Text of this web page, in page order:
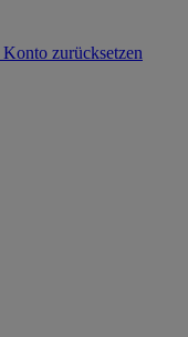
zurücksetzen